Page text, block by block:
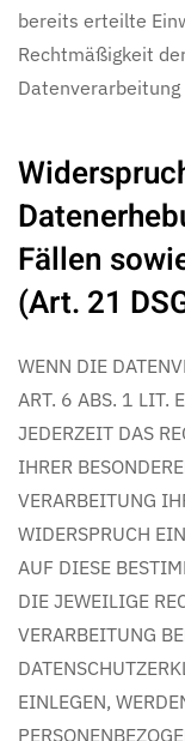
bereits erteilte
Rechtmäßigkeit
Fällen
(Art. 21
WENN DIE
ART. 6 ABS. 1 LIT.
JEDERZEIT DAS
IHRER
VERARBEITUNG
WIDERSPRUCH
AUF DIESE
DIE JEWEILIGE
VERARBEITUNG
EINLEGEN,